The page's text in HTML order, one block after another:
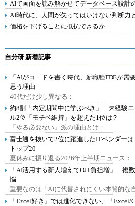
AIで画面を読み解かせてデータベース設計
AI時代に、人間が失ってはいけない判断力
価格を下げることに抵抗できるか
自分研 新着記事
「AIがコードを書く時代、新職種FDEが
思う理由
40代だけ少し異なる：
約8割「内定期間中に学ぶべき」 未経験エ
ル2位「モチベ維持」を超えた1位は？
「やる必要ない」派の理由とは：
富士通を抜いて2位に躍進したITベンダー
トップ20
夏休みに振り返る2026年上半期ニュース：
「AI活用する新人増えてOJT負担増」 複
悩
重要なのは「AIに代替されにくい本質的な
「Excel好き」では進化できない、「Excel/